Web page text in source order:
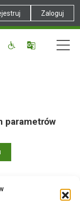
Zaloguj
parametrów